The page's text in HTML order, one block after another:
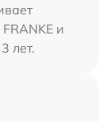
и
лет.